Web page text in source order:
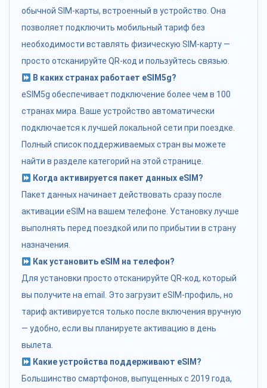
обычной SIM-карты, встроенный в устройство. Она
позволяет подключить мобильный тариф без
необходимости вставлять физическую SIM-карту —
просто отсканируйте QR-код и пользуйтесь связью.
В каких странах работает eSIM5g?
eSIM5g обеспечивает подключение более чем в 100
странах мира. Ваше устройство автоматически
подключается к лучшей локальной сети при поездке.
Полный список поддерживаемых стран вы можете
найти в разделе категорий на этой странице.
Когда активируется пакет данных eSIM?
Пакет данных начинает действовать сразу после
активации eSIM на вашем телефоне. Установку лучше
выполнять перед поездкой или по прибытии в страну
назначения.
Как установить eSIM на телефон?
Для установки просто отсканируйте QR-код, который
вы получите на email. Это загрузит eSIM-профиль, но
тариф активируется только после включения вручную
— удобно, если вы планируете активацию в день
вылета.
Какие устройства поддерживают eSIM?
Большинство смартфонов, выпущенных с 2019 года,